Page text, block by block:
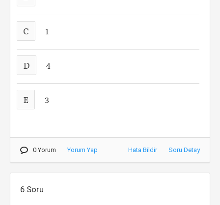
C 1
D 4
E 3
0 Yorum Yorum Yap Hata Bildir Soru Detay
6.Soru